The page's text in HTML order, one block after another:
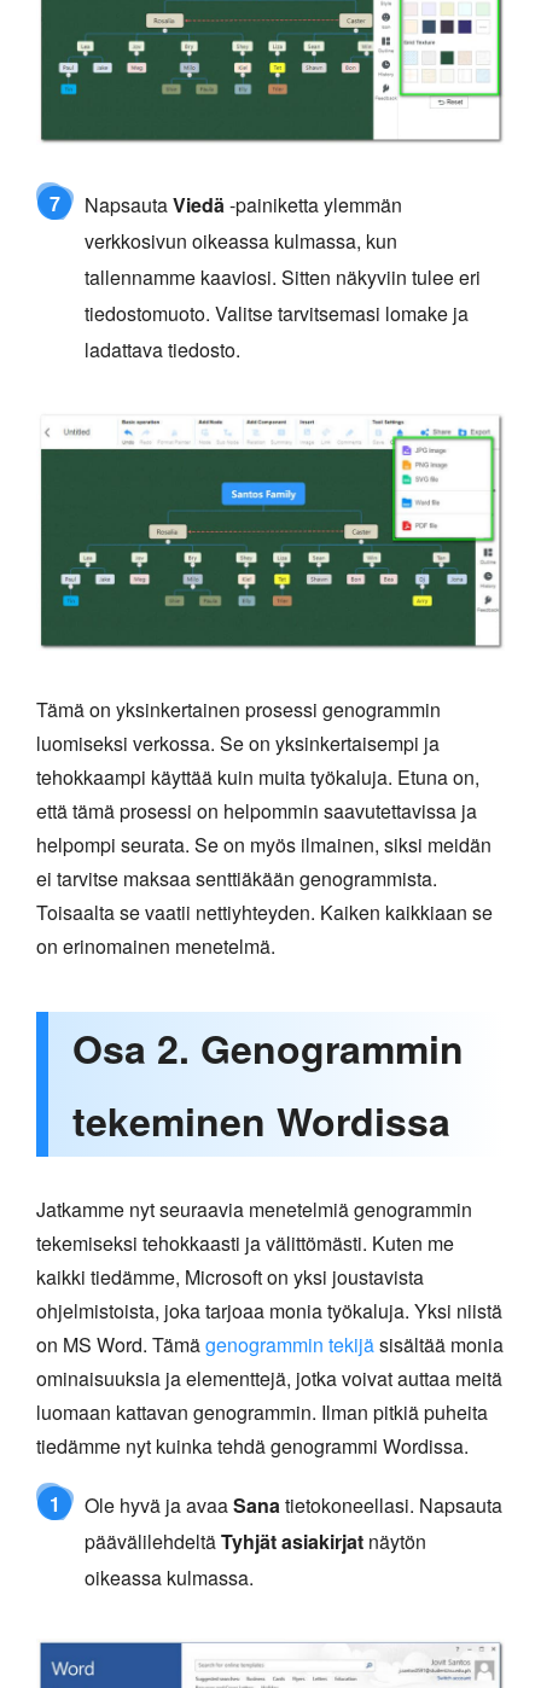
7 NapsautaViedä-painiketta ylemmän
verkkosivun oikeassa kulmassa, kun
tallennamme kaaviosi. Sitten näkyviin tulee eri
tiedostomuoto. Valitse tarvitsemasi lomake ja
ladattava tiedosto.
Tämä on yksinkertainen prosessi genogrammin
luomiseksi verkossa. Se on yksinkertaisempi ja
tehokkaampi käyttää kuin muita työkaluja. Etuna on,
että tämä prosessi on helpommin saavutettavissa ja
helpompi seurata. Se on myös ilmainen, siksi meidän
ei tarvitse maksaa senttiäkään genogrammista.
Toisaalta se vaatii nettiyhteyden. Kaiken kaikkiaan se
on erinomainen menetelmä.
Osa 2. Genogrammin
tekeminen Wordissa
Jatkamme nyt seuraavia menetelmiä genogrammin
tekemiseksi tehokkaasti ja välittömästi. Kuten me
kaikki tiedämme, Microsoft on yksi joustavista
ohjelmistoista, joka tarjoaa monia työkaluja. Yksi niistä
on MS Word. Tämägenogrammin tekijäsisältää monia
ominaisuuksia ja elementtejä, jotka voivat auttaa meitä
luomaan kattavan genogrammin. Ilman pitkiä puheita
tiedämme nyt kuinka tehdä genogrammi Wordissa.
1 Ole hyvä ja avaaSana tietokoneellasi. Napsauta
päävälilehdeltäTyhjät asiakirjat näytön
oikeassa kulmassa.